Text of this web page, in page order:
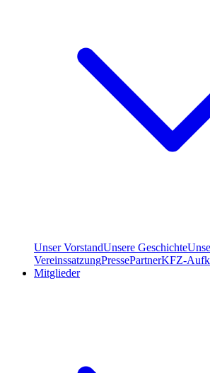
Unser VorstandUnsere Geschichte
VereinssatzungPressePartnerKFZ-
Mitglieder